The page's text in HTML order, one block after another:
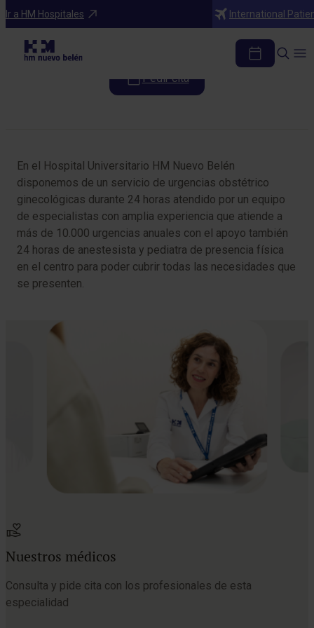
Ir a HM Hospitales International
Especialidades
Urgencias
Pedir cita
En el Hospital Universitario HM Nuevo Belén
disponemos de un servicio de urgencias obstétrico
ginecológicas durante 24 horas atendido por un equipo
de especialistas con amplia experiencia que atiende a
más de 10.000 urgencias anuales con el apoyo también
24 horas de anestesista y pediatra de presencia física
en el centro para poder cubrir todas las necesidades que
se presenten.
Nuestros médicos
Consulta y pide cita con los profesionales de esta
especialidad